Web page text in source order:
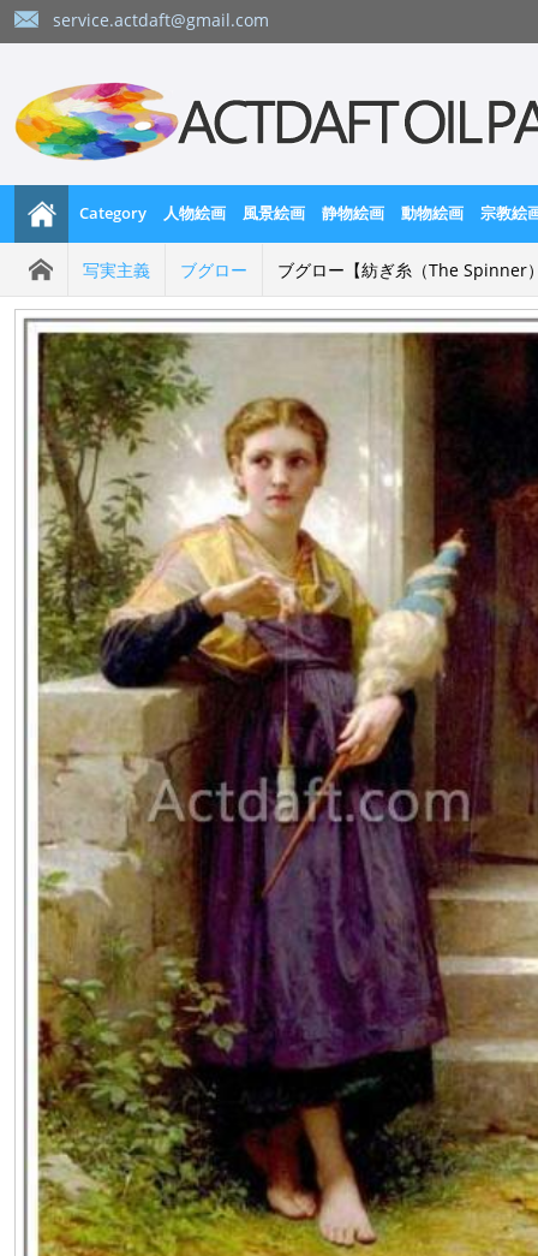
service.actdaft@gmail.com
Category 人物絵画 風景絵画 静物絵画 動物絵画 宗教絵
写実主義 ブグロー ブグロー【紡ぎ糸（The Spinner